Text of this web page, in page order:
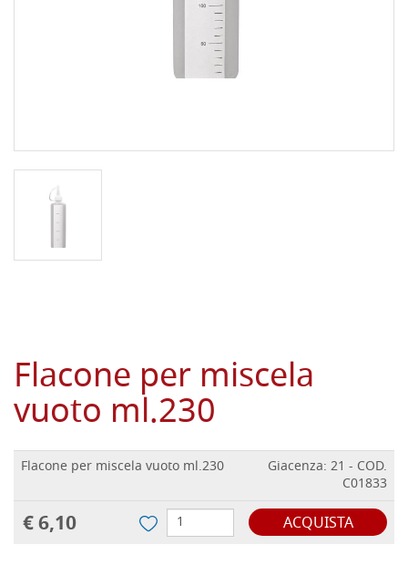
Flacone per miscela
vuoto ml.230
Flacone per miscela vuoto ml.230
Giacenza: 21 - COD.
C01833
€ 6,10 ACQUISTA